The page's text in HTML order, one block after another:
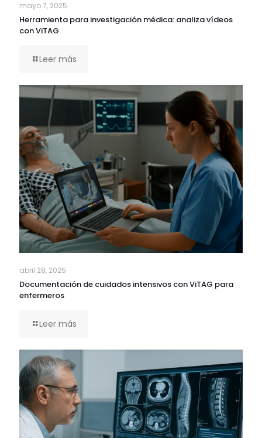
mayo 7, 2025
Herramienta para investigación médica: analiza vídeos
con ViTAG
Leer más
abril 28, 2025
Documentación de cuidados intensivos con ViTAG para
enfermeros
Leer más